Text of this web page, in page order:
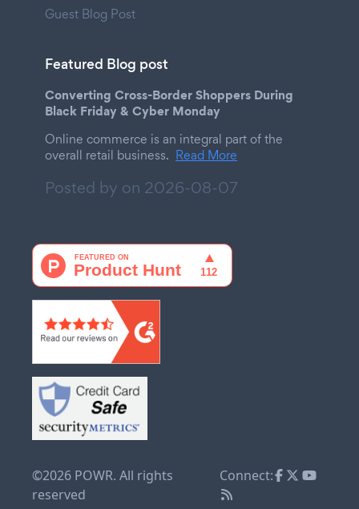
Guest Blog Post
Featured Blog post
Converting Cross-Border Shoppers During
Black Friday & Cyber Monday
Online commerce is an integral part of the
overall retail business. Read More
Posted by on 2026-08-07
©2026 POWR. All rights
reserved
Connect: